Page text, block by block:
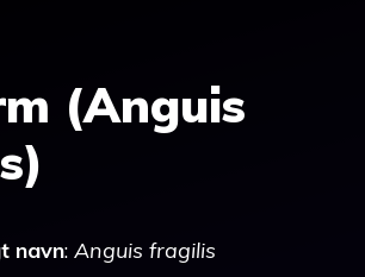
(Anguis
navn: Anguis fragilis